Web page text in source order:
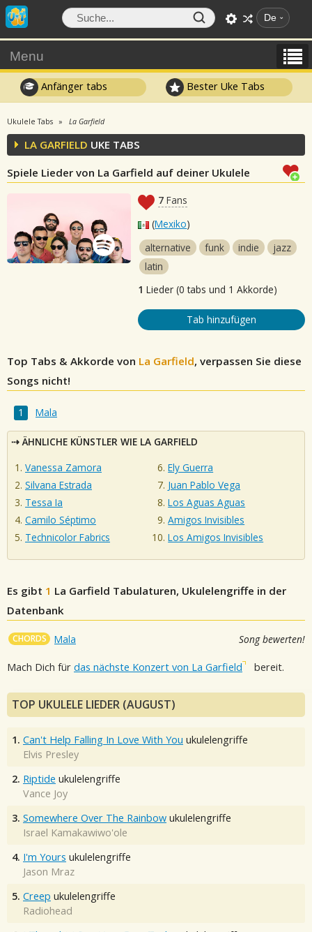
De
Menu
Anfänger tabs Bester Uke Tabs
Ukulele Tabs La Garfield
LA GARFIELD UKE TABS
Spiele Lieder von La Garfield auf deiner Ukulele
7 Fans
(Mexiko)
alternative
funk indie
jazz
latin
1 Lieder (0 tabs und 1 Akkorde)
Tab hinzufügen
Top Tabs & Akkorde von La Garfield, verpassen Sie diese
Songs nicht!
Mala
ÄHNLICHE KÜNSTLER WIE LA GARFIELD
Vanessa Zamora
Silvana Estrada
Tessa Ia
Camilo Séptimo
Technicolor Fabrics
Ely Guerra
Juan Pablo Vega
Los Aguas Aguas
Amigos Invisibles
Los Amigos Invisibles
Es gibt 1 La Garfield Tabulaturen, Ukulelengriffe in der
Datenbank
CHORDS Mala Song bewerten!
Mach Dich für das nächste Konzert von La Garfield bereit.
TOP UKULELE LIEDER (AUGUST)
1. Can't Help Falling In Love With You ukulelengriffe
Elvis Presley
2. Riptide ukulelengriffe
Vance Joy
3. Somewhere Over The Rainbow ukulelengriffe
Israel Kamakawiwo'ole
4. I'm Yours ukulelengriffe
Jason Mraz
5. Creep ukulelengriffe
Radiohead